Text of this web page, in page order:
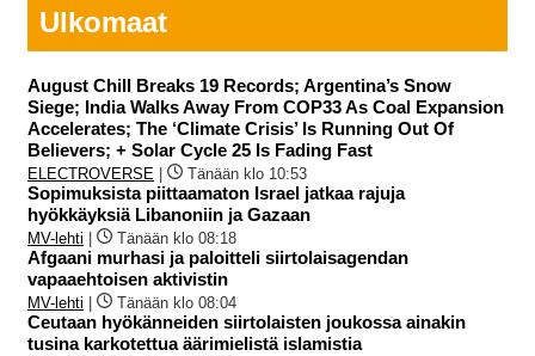
Ulkomaat
August Chill Breaks 19 Records; Argentina’s Snow
Siege; India Walks Away From COP33 As Coal Expansion
Accelerates; The ‘Climate Crisis’ Is Running Out Of
Believers; + Solar Cycle 25 Is Fading Fast
ELECTROVERSE Tänään klo 10:53
Sopimuksista piittaamaton Israel jatkaa rajuja
hyökkäyksiä Libanoniin ja Gazaan
MV-lehti Tänään klo 08:18
Afgaani murhasi ja paloitteli siirtolaisagendan
vapaaehtoisen aktivistin
MV-lehti Tänään klo 08:04
Ceutaan hyökänneiden siirtolaisten joukossa ainakin
tusina karkotettua äärimielistä islamistia